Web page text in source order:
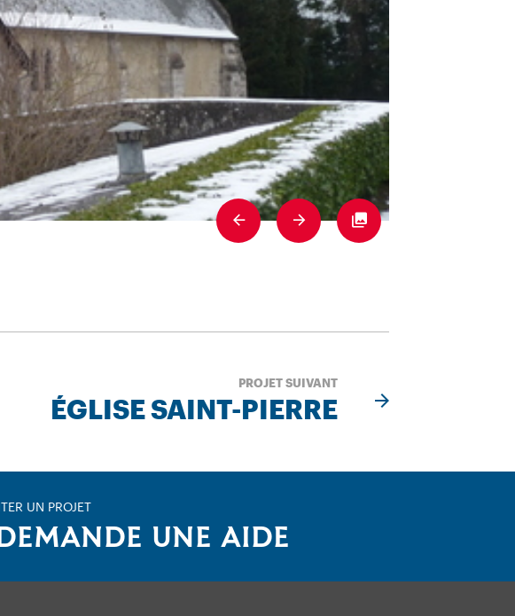
PreviousNext Fullscreen
PROJET SUIVANT
ÉGLISE SAINT-PIERRE
UN PROJET
UNE AIDE